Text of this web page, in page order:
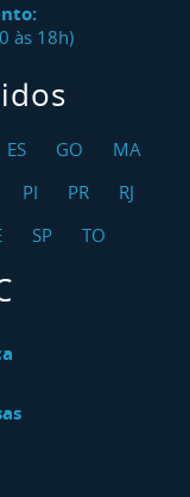
às 18h)
ES GO
MA
PI PR
RJ
SP TO